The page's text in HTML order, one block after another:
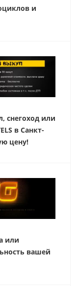
и
снегоход или
в Санкт-
цену!
или
вашей